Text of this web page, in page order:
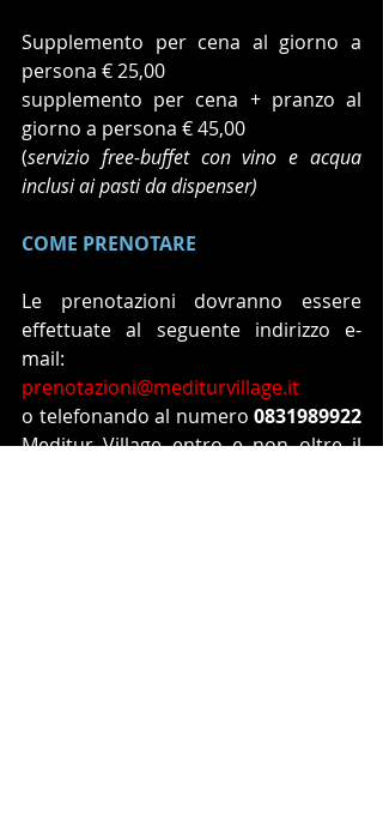
Supplemento per cena al giorno a
persona € 25,00
supplemento per cena + pranzo al
giorno a persona € 45,00
(servizio free-buffet con vino e acqua
inclusi ai pasti da dispenser)
COME PRENOTARE
Le prenotazioni dovranno essere
effettuate al seguente indirizzo e-
mail:
prenotazioni@mediturvillage.it
o telefonando al numero 0831989922
Meditur Village entro e non oltre il